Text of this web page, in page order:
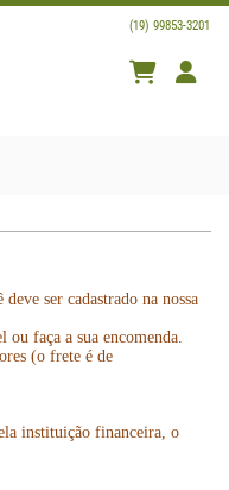
(19) 99853-3201
ser cadastrado na nossa
faça a sua encomenda.
(o frete é de
instituição financeira, o